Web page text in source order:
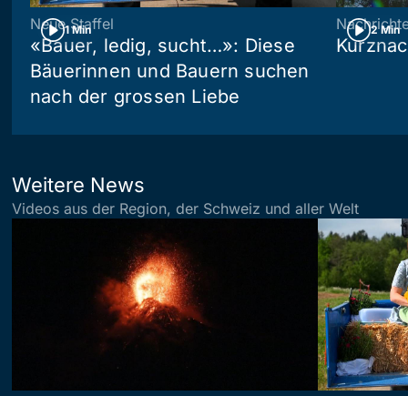
1 Min
Neue Staffel
«Bauer, ledig, sucht…»: Diese
Bäuerinnen und Bauern suchen
nach der grossen Liebe
2 Min
Weitere News
Videos aus der Region, der Schweiz und aller Welt